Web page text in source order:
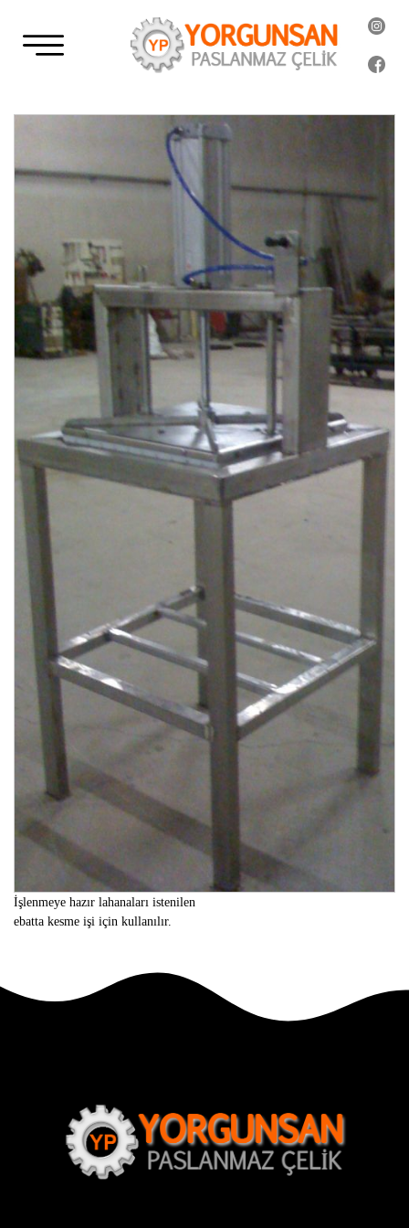
İşlenmeye hazır lahanaları istenilen
ebatta kesme işi için kullanılır.